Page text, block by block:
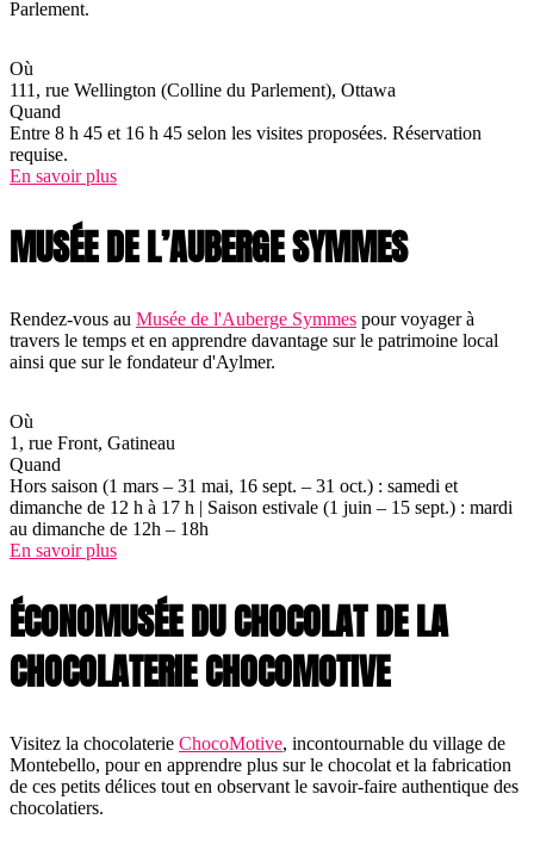
Parlement.
Où
111, rue Wellington (Colline du Parlement), Ottawa
Quand
Entre 8 h 45 et 16 h 45 selon les visites proposées. Réservation
requise.
En savoir plus
MUSÉE DE L’AUBERGE SYMMES
Rendez-vous au Musée de l'Auberge Symmes pour voyager à
travers le temps et en apprendre davantage sur le patrimoine local
ainsi que sur le fondateur d'Aylmer.
Où
1, rue Front, Gatineau
Quand
Hors saison (1 mars – 31 mai, 16 sept. – 31 oct.) : samedi et
dimanche de 12 h à 17 h | Saison estivale (1 juin – 15 sept.) : mardi
au dimanche de 12h – 18h
En savoir plus
ÉCONOMUSÉE DU CHOCOLAT DE LA
CHOCOLATERIE CHOCOMOTIVE
Visitez la chocolaterie ChocoMotive, incontournable du village de
Montebello, pour en apprendre plus sur le chocolat et la fabrication
de ces petits délices tout en observant le savoir-faire authentique des
chocolatiers.